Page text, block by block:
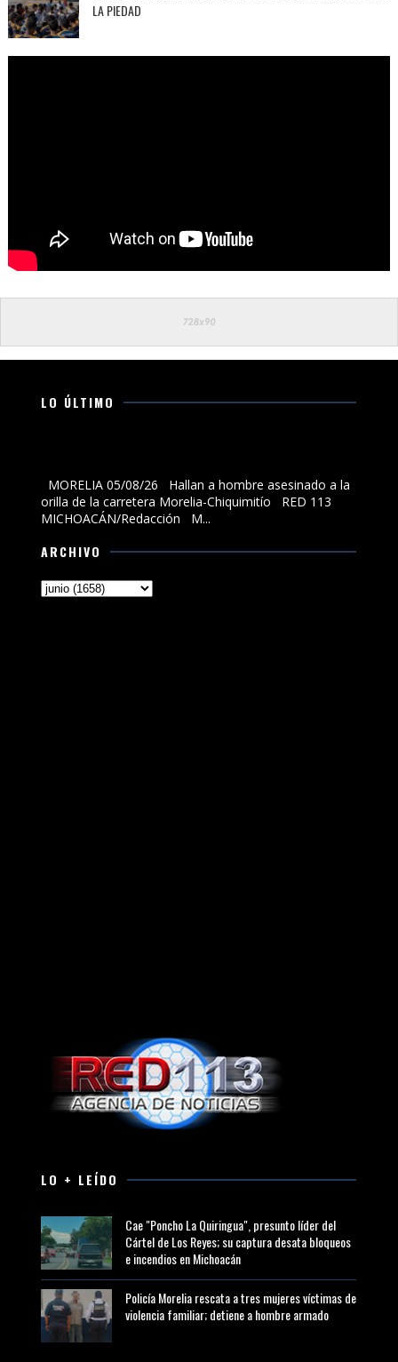
LA PIEDAD
LO ÚLTIMO
MORELIA 05/08/26 Hallan a hombre asesinado a la
orilla de la carretera Morelia-Chiquimitío RED 113
MICHOACÁN/Redacción M...
ARCHIVO
LO + LEÍDO
Cae "Poncho La Quiringua", presunto líder del
Cártel de Los Reyes; su captura desata bloqueos
e incendios en Michoacán
Policía Morelia rescata a tres mujeres víctimas de
violencia familiar; detiene a hombre armado